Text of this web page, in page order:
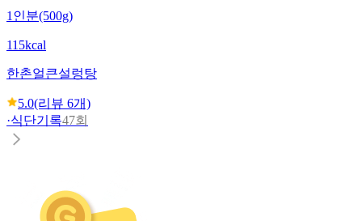
1인분(500g)
115kcal
한촌얼큰설렁탕
5.0(리뷰 6개)
·식단기록47회